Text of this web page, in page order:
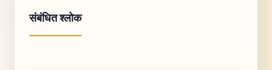
संबंधित श्लोक